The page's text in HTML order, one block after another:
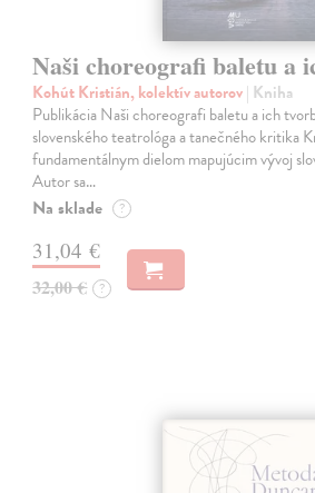
Naši choreografi baletu a
Kohút Kristián, kolektív autorov| Kniha
Publikácia Naši choreografi baletu a ich
slovenského teatrológa a tanečného kritika
fundamentálnym dielom mapujúcim vývoj
Autor sa…
Na sklade ?
31,04 €
32,00 € ?